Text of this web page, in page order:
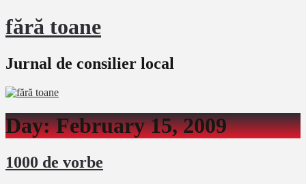
fără toane
Jurnal de consilier local
Day:February 15, 2009
1000 de vorbe